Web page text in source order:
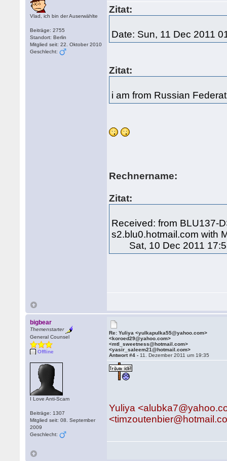
Vlad, ich bin der Auserwählte
Beiträge: 2755
Standort: Berlin
Mitglied seit: 22. Oktober 2010
Geschlecht:
Zitat:
Date: Sun, 11 Dec 2011
Zitat:
i am from Russian
Rechnername:
Zitat:
Received: from BLU137-
s2.blu0.hotmail.com with
Sat, 10 Dec 2011
bigbear
Themenstarter
General Counsel
Offline
I Love Anti-Scam
Beiträge: 1307
Mitglied seit: 08. September
2009
Geschlecht:
Re: Yuliya <yulkapulka55@yahoo.com>
<koroed29@yahoo.com>
<mtl_sweetness@hotmail.com>
<yasir_saleem21@hotmail.com>
Antwort #4 - 11. Dezember 2011 um 19:35
Yuliya